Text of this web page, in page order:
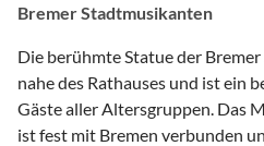
Bremer Stadtmusikanten
Die berühmte Statue der
nahe des Rathauses und ist ein
Gäste aller Altersgruppen. Das
ist fest mit Bremen verbunden